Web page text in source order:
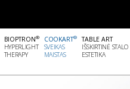
BIOPTRON®
HYPERLIGHT
THERAPY
COOKART®
SVEIKAS
MAISTAS
TABLE ART
IŠSKIRTINĖ STALO
ESTETIKA